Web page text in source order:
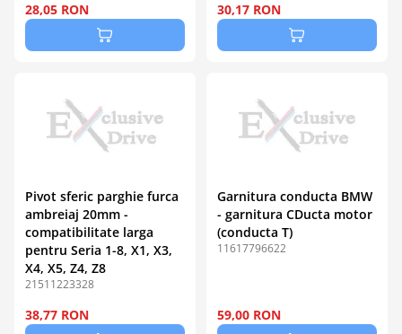
28,05 RON 30,17 RON
Pivot sferic parghie furca
ambreiaj 20mm -
compatibilitate larga
pentru Seria 1-8, X1, X3,
X4, X5, Z4, Z8
21511223328
38,77 RON
Garnitura conducta BMW
- garnitura CDucta motor
(conducta T)
11617796622
59,00 RON